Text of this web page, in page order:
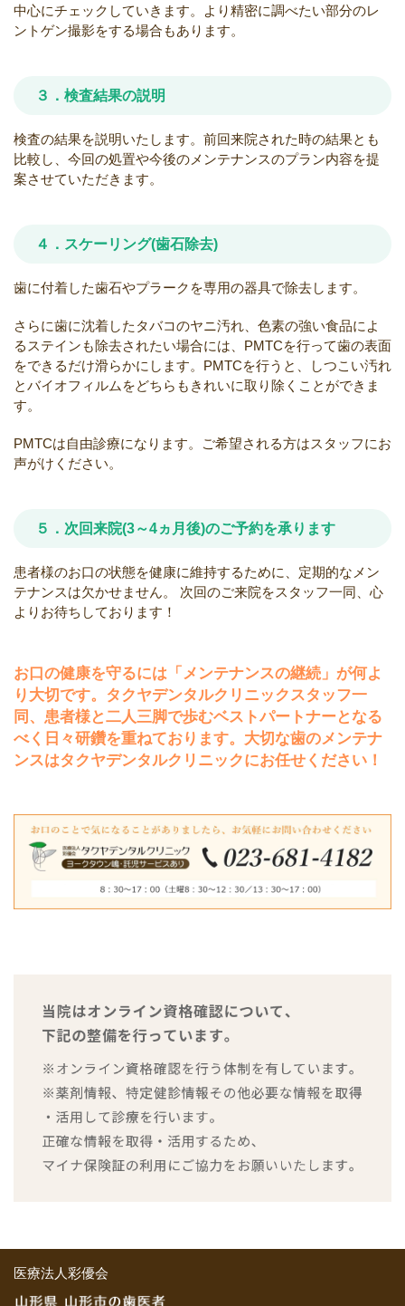
中心にチェックしていきます。より精密に調べたい部分のレ
ントゲン撮影をする場合もあります。
３．検査結果の説明
検査の結果を説明いたします。前回来院された時の結果とも
比較し、今回の処置や今後のメンテナンスのプラン内容を提
案させていただきます。
４．スケーリング(歯石除去)
歯に付着した歯石やプラークを専用の器具で除去します。
さらに歯に沈着したタバコのヤニ汚れ、色素の強い食品によ
るステインも除去されたい場合には、PMTCを行って歯の表面
をできるだけ滑らかにします。PMTCを行うと、しつこい汚れ
とバイオフィルムをどちらもきれいに取り除くことができま
す。
PMTCは自由診療になります。ご希望される方はスタッフにお
声がけください。
５．次回来院(3～4ヵ月後)のご予約を承ります
患者様のお口の状態を健康に維持するために、定期的なメン
テナンスは欠かせません。 次回のご来院をスタッフ一同、心
よりお待ちしております！
お口の健康を守るには「メンテナンスの継続」が何よ
り大切です。タクヤデンタルクリニックスタッフ一
同、患者様と二人三脚で歩むベストパートナーとなる
べく日々研鑽を重ねております。大切な歯のメンテナ
ンスはタクヤデンタルクリニックにお任せください！
医療法人彩優会